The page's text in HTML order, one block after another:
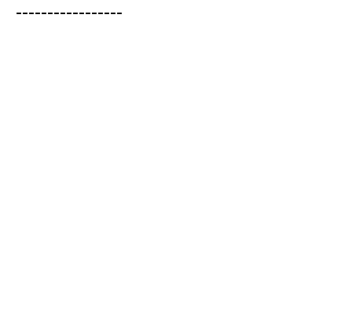
-----------------